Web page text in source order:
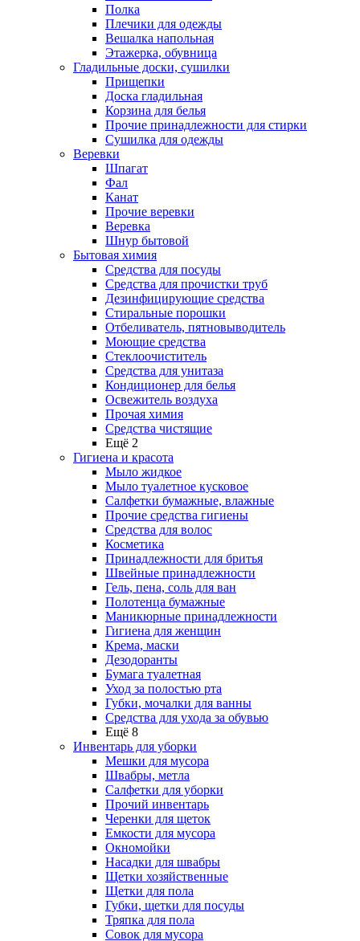
Полка
Плечики для одежды
Вешалка напольная
Этажерка, обувница
Гладильные доски, сушилки
Прищепки
Доска гладильная
Корзина для белья
Прочие принадлежности для стирки
Сушилка для одежды
Веревки
Шпагат
Фал
Канат
Прочие веревки
Веревка
Шнур бытовой
Бытовая химия
Средства для посуды
Средства для прочистки труб
Дезинфицирующие средства
Стиральные порошки
Отбеливатель, пятновыводитель
Моющие средства
Стеклоочиститель
Средства для унитаза
Кондиционер для белья
Освежитель воздуха
Прочая химия
Средства чистящие
Ещё 2
Гигиена и красота
Мыло жидкое
Мыло туалетное кусковое
Салфетки бумажные, влажные
Прочие средства гигиены
Средства для волос
Косметика
Принадлежности для бритья
Швейные принадлежности
Гель, пена, соль для ван
Полотенца бумажные
Маникюрные принадлежности
Гигиена для женщин
Крема, маски
Дезодоранты
Бумага туалетная
Уход за полостью рта
Губки, мочалки для ванны
Средства для ухода за обувью
Ещё 8
Инвентарь для уборки
Мешки для мусора
Швабры, метла
Салфетки для уборки
Прочий инвентарь
Черенки для щеток
Емкости для мусора
Окномойки
Насадки для швабры
Щетки хозяйственные
Щетки для пола
Губки, щетки для посуды
Тряпка для пола
Совок для мусора